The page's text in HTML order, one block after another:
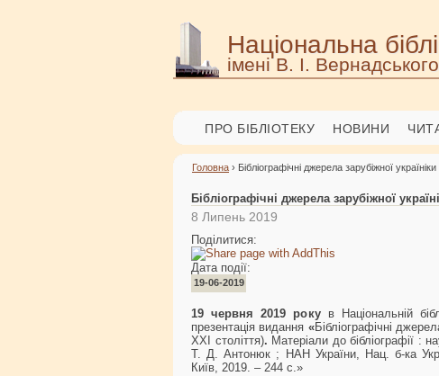
Національна
імені В. І. Вернадського
ПРО БІБЛІОТЕКУ НОВИНИ
Головна › Бібліографічні джерела зарубіжної
Бібліографічні джерела зарубіжної
8 Липень 2019
Поділитися:
Дата події:
19-06-2019
19 червня 2019 рокув Національній
презентація видання «Бібліографічні
ХХІ століття). Матеріали до бібліографії :
Т. Д. Антонюк ; НАН України, Нац. б-ка
Київ, 2019. – 244 с.»